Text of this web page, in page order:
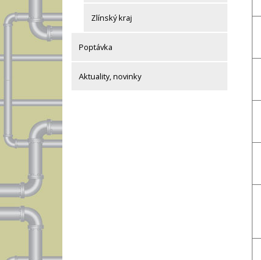
Zlínský kraj
Poptávka
Aktuality, novinky